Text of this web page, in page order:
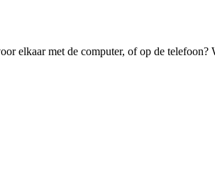
elkaar met de computer, of op de telefoon?